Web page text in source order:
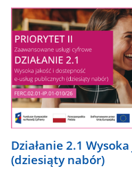
Działanie 2.1
(dziesiąty nabór)